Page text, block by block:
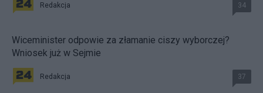
Redakcja 34
Wiceminister odpowie za złamanie ciszy wyborczej?
Wniosek już w Sejmie
Redakcja 37